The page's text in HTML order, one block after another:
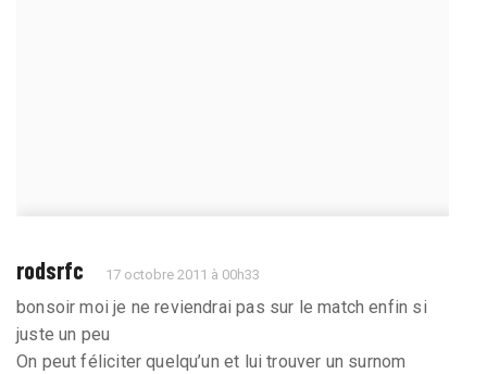
rodsrfc 17 octobre 2011 à 00h33
bonsoir moi je ne reviendrai pas sur le match enfin si
juste un peu
On peut féliciter quelqu’un et lui trouver un surnom